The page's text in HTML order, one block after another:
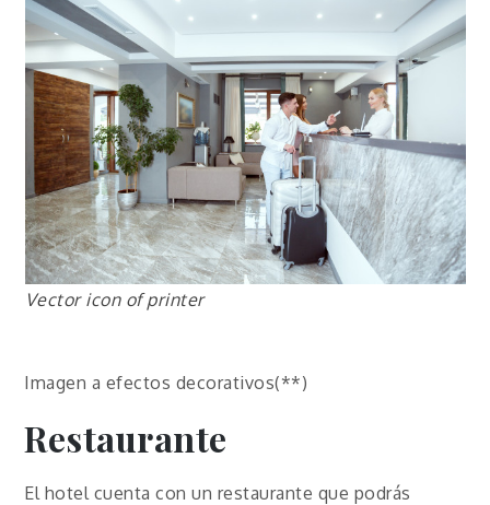
Vector icon of printer
Imagen a efectos decorativos(**)
Restaurante
El hotel cuenta con un restaurante que podrás